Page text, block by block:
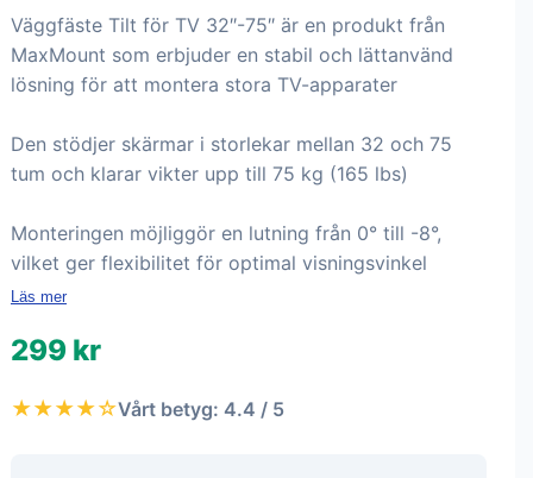
Väggfäste Tilt för TV 32″-75″ är en produkt från
MaxMount som erbjuder en stabil och lättanvänd
lösning för att montera stora TV-apparater
Den stödjer skärmar i storlekar mellan 32 och 75
tum och klarar vikter upp till 75 kg (165 lbs)
Monteringen möjliggör en lutning från 0° till -8°,
vilket ger flexibilitet för optimal visningsvinkel
Läs mer
299 kr
★★★★☆Vårt betyg: 4.4 / 5